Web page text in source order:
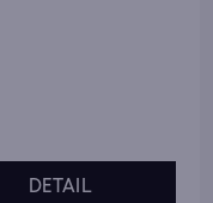
DETAIL